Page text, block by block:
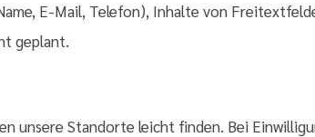
E-Mail, Telefon), Inhalte von
geplant.
unsere Standorte leicht finden. Bei